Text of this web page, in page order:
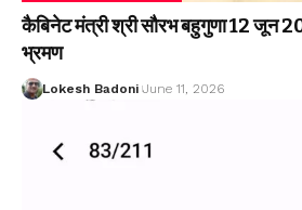
कैबिनेट मंत्री श्री सौरभ बहुगुणा 12 जून
भ्रमण
Lokesh Badoni June 11, 2026